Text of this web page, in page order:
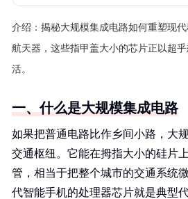
介绍： 揭秘大规模集成电路如何重塑现
航天器，这些指甲盖大小的芯片正以超
活。
一、什么是大规模集成电路
如果把普通电路比作乡间小路，大
交通枢纽。它能在拇指大小的硅片
管，相当于把整个城市的交通系统
代智能手机的处理器芯片就是典型